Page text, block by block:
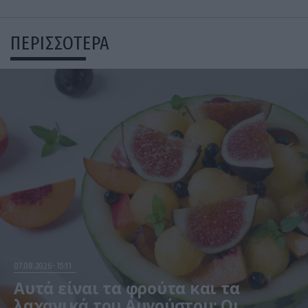
ΠΕΡΙΣΣΟΤΕΡΑ
07.08.2026 15:11
Αυτά είναι τα φρούτα και τα